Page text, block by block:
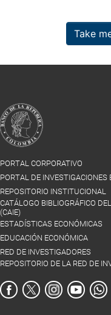
Take
PORTAL CORPORATIVO
PORTAL DE INVESTIGACIONES
REPOSITORIO INSTITUCIONAL
CATÁLOGO BIBLIOGRÁFICO
(CAIE)
ESTADÍSTICAS ECONÓMICAS
EDUCACIÓN ECONÓMICA
RED DE INVESTIGADORES
REPOSITORIO DE LA RED DE